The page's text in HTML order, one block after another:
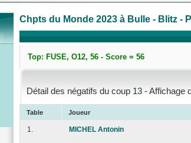
Chpts du Monde 2023 à Bulle - Blitz -
Top: FUSE, O12, 56 - Score = 56
Détail des négatifs du coup 13 - Affichage
Table Joueur
1. MICHEL Antonin